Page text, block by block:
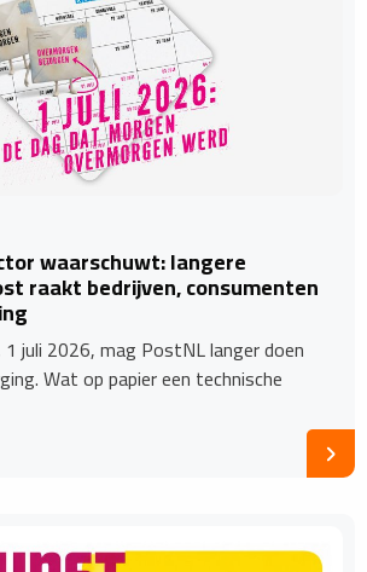
waarschuwt: langere
raakt bedrijven, consumenten
juli 2026, mag PostNL langer doen
Wat op papier een technische